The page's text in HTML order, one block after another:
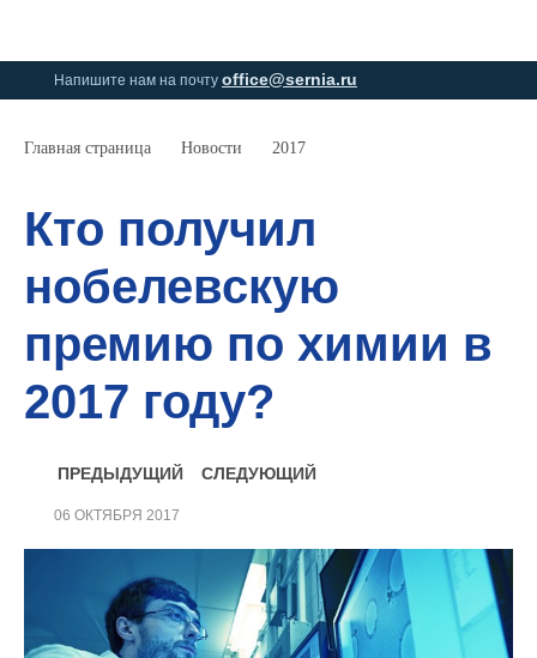
Напишите нам на почту office@sernia.ru
Главная страница Новости 2017
Кто получил
нобелевскую
премию по химии в
2017 году?
ПРЕДЫДУЩИЙ СЛЕДУЮЩИЙ
06 ОКТЯБРЯ 2017